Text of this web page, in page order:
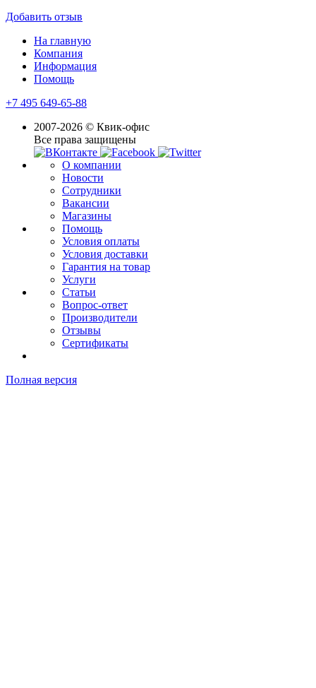
Добавить отзыв
На главную
Компания
Информация
Помощь
+7 495 649-65-88
2007-2026 © Квик-офис
Все права защищены
О компании
Новости
Сотрудники
Вакансии
Магазины
Помощь
Условия оплаты
Условия доставки
Гарантия на товар
Услуги
Статьи
Вопрос-ответ
Производители
Отзывы
Сертификаты
Полная версия